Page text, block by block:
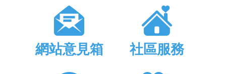
網站意見箱 社區服務